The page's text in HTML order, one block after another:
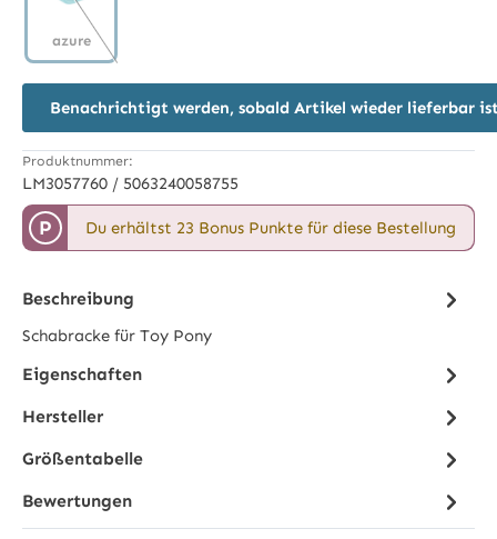
azure
Benachrichtigt werden, sobald Artikel wieder lieferbar
Produktnummer:
LM3057760 / 5063240058755
P Du erhältst 23 Bonus Punkte für diese Bestellung
Beschreibung
Schabracke für Toy Pony
Eigenschaften
Hersteller
Größentabelle
Bewertungen